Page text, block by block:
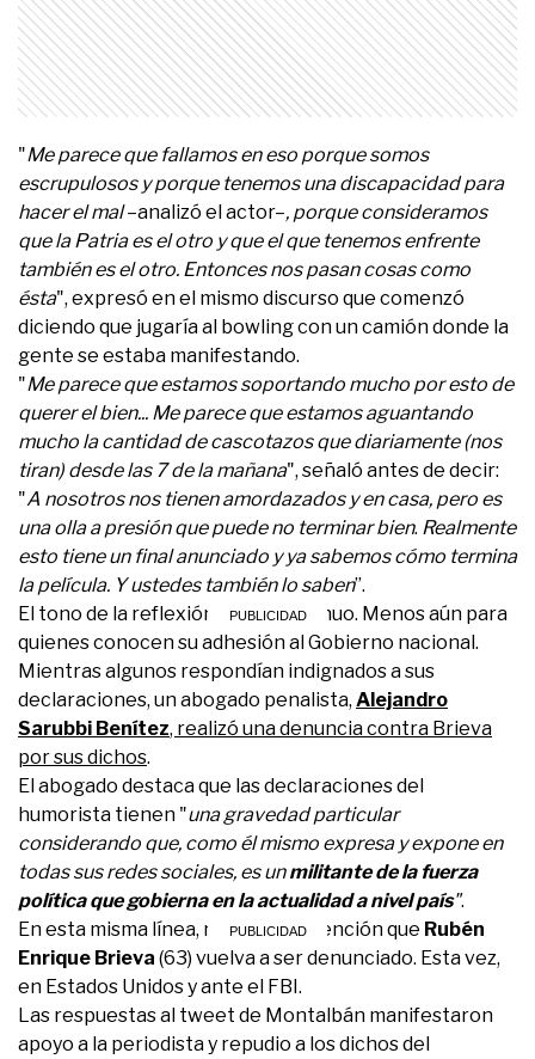
"Me parece que fallamos en eso porque somos
escrupulosos y porque tenemos una discapacidad para
hacer el mal–analizó el actor–, porque consideramos
que la Patria es el otro y que el que tenemos enfrente
también es el otro. Entonces nos pasan cosas como
ésta", expresó en el mismo discurso que comenzó
diciendo que jugaría al bowling con un camión donde la
gente se estaba manifestando.
"Me parece que estamos soportando mucho por esto de
querer el bien... Me parece que estamos aguantando
mucho la cantidad de cascotazos que diariamente (nos
tiran) desde las 7 de la mañana", señaló antes de decir:
"A nosotros nos tienen amordazados y en casa, pero es
una olla a presión que puede no terminar bien. Realmente
esto tiene un final anunciado y ya sabemos cómo termina
la película. Y ustedes también lo saben”.
El tono de la reflexión no fue ingenuo. Menos aún para
quienes conocen su adhesión al Gobierno nacional.
Mientras algunos respondían indignados a sus
declaraciones, un abogado penalista, Alejandro
Sarubbi Benítez, realizó una denuncia contra Brieva
por sus dichos.
El abogado destaca que las declaraciones del
humorista tienen "una gravedad particular
considerando que, como él mismo expresa y expone en
todas sus redes sociales, es unmilitante de la fuerza
política que gobierna en la actualidad a nivel país".
En esta misma línea, no llama la atención que Rubén
Enrique Brieva (63) vuelva a ser denunciado. Esta vez,
en Estados Unidos y ante el FBI.
Las respuestas al tweet de Montalbán manifestaron
apoyo a la periodista y repudio a los dichos del